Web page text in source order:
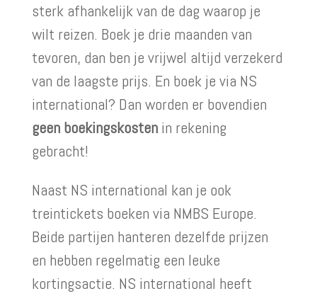
sterk afhankelijk van de dag waarop je
wilt reizen. Boek je drie maanden van
tevoren, dan ben je vrijwel altijd verzekerd
van de laagste prijs. En boek je via NS
international? Dan worden er bovendien
geen boekingskostenin rekening
gebracht!
Naast NS international kan je ook
treintickets boeken via NMBS Europe.
Beide partijen hanteren dezelfde prijzen
en hebben regelmatig een leuke
kortingsactie. NS international heeft